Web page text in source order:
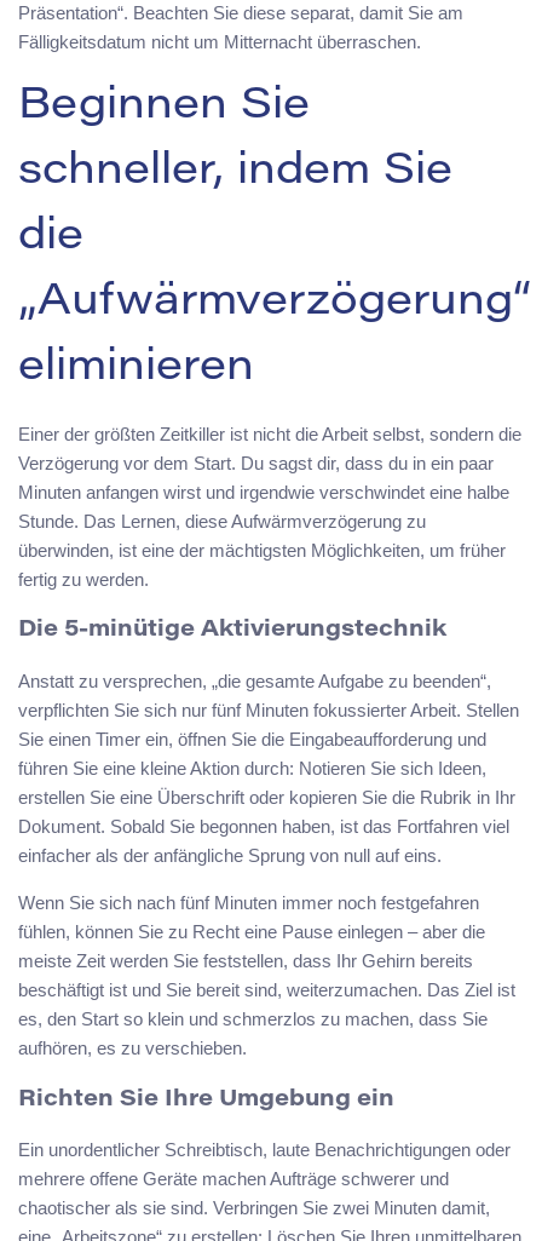
Präsentation“. Beachten Sie diese separat, damit Sie am
Fälligkeitsdatum nicht um Mitternacht überraschen.
Beginnen Sie
schneller, indem Sie
die
„Aufwärmverzögerung“
eliminieren
Einer der größten Zeitkiller ist nicht die Arbeit selbst, sondern die
Verzögerung vor dem Start. Du sagst dir, dass du in ein paar
Minuten anfangen wirst und irgendwie verschwindet eine halbe
Stunde. Das Lernen, diese Aufwärmverzögerung zu
überwinden, ist eine der mächtigsten Möglichkeiten, um früher
fertig zu werden.
Die 5-minütige Aktivierungstechnik
Anstatt zu versprechen, „die gesamte Aufgabe zu beenden“,
verpflichten Sie sich nur fünf Minuten fokussierter Arbeit. Stellen
Sie einen Timer ein, öffnen Sie die Eingabeaufforderung und
führen Sie eine kleine Aktion durch: Notieren Sie sich Ideen,
erstellen Sie eine Überschrift oder kopieren Sie die Rubrik in Ihr
Dokument. Sobald Sie begonnen haben, ist das Fortfahren viel
einfacher als der anfängliche Sprung von null auf eins.
Wenn Sie sich nach fünf Minuten immer noch festgefahren
fühlen, können Sie zu Recht eine Pause einlegen – aber die
meiste Zeit werden Sie feststellen, dass Ihr Gehirn bereits
beschäftigt ist und Sie bereit sind, weiterzumachen. Das Ziel ist
es, den Start so klein und schmerzlos zu machen, dass Sie
aufhören, es zu verschieben.
Richten Sie Ihre Umgebung ein
Ein unordentlicher Schreibtisch, laute Benachrichtigungen oder
mehrere offene Geräte machen Aufträge schwerer und
chaotischer als sie sind. Verbringen Sie zwei Minuten damit,